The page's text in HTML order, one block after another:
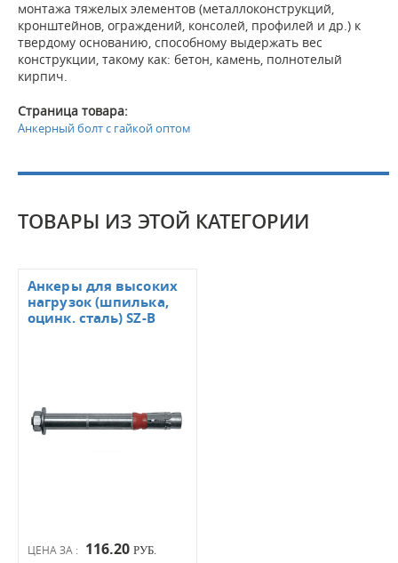
монтажа тяжелых элементов (металлоконструкций,
кронштейнов, ограждений, консолей, профилей и др.) к
твердому основанию, способному выдержать вес
конструкции, такому как: бетон, камень, полнотелый
кирпич.
Страница товара:
Анкерный болт с гайкой оптом
ТОВАРЫ ИЗ ЭТОЙ КАТЕГОРИИ
ЦЕНА ЗА : 116.20 РУБ.
Анкеры для высоких
нагрузок (шпилька,
оцинк. сталь) SZ-В